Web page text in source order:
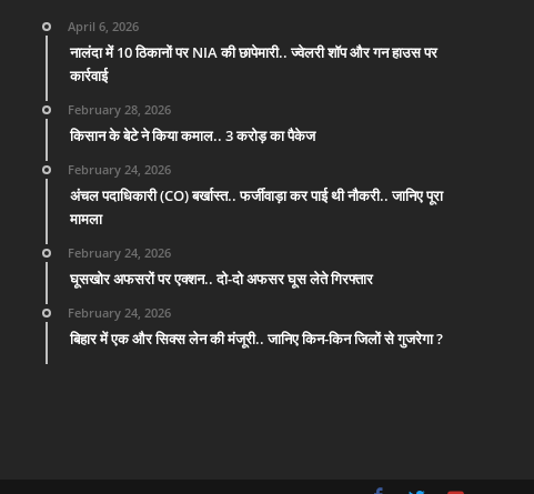
April 6, 2026
नालंदा में 10 ठिकानों पर NIA की छापेमारी.. ज्वेलरी शॉप और गन हाउस पर
कार्रवाई
February 28, 2026
किसान के बेटे ने किया कमाल.. 3 करोड़ का पैकेज
February 24, 2026
अंचल पदाधिकारी (CO) बर्खास्त.. फर्जीवाड़ा कर पाई थी नौकरी.. जानिए पूरा
मामला
February 24, 2026
घूसखोर अफसरों पर एक्शन.. दो-दो अफसर घूस लेते गिरफ्तार
February 24, 2026
बिहार में एक और सिक्स लेन की मंजूरी.. जानिए किन-किन जिलों से गुजरेगा ?